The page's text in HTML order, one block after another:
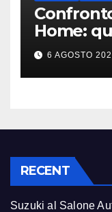
Home:
migliore
6 AGOSTO
RECENT
Suzuki al Salone